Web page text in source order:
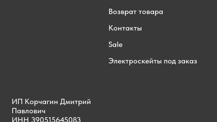
Возврат товара
Контакты
Sale
Электроскейты под заказ
ИП Корчагин Дмитрий
Павлович
ИНН 390515645083